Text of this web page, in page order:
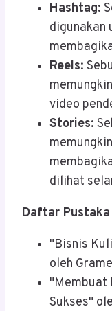
Hashtag:
digunakan
Reels:
video
Stories:
dilihat
Daftar Pustaka
"Bisnis
oleh
"Membuat
Sukses"